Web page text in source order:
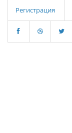
Регистрация